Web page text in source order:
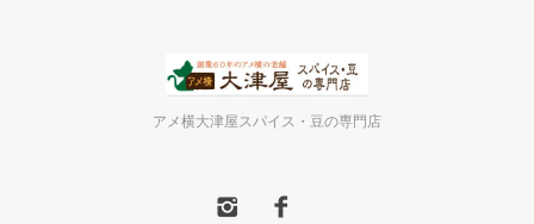
アメ横大津屋スパイス・豆の専門店